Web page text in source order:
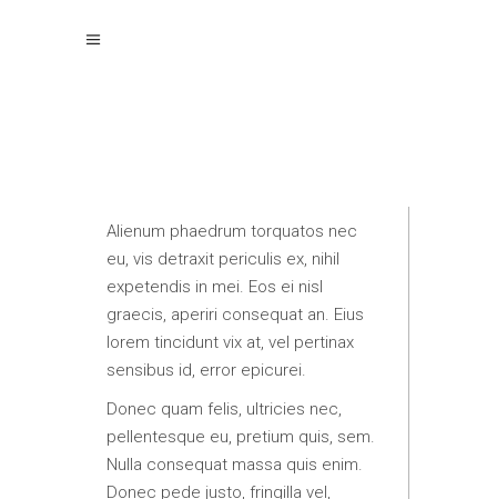
Alienum phaedrum torquatos nec
eu, vis detraxit periculis ex, nihil
expetendis in mei. Eos ei nisl
graecis, aperiri consequat an. Eius
lorem tincidunt vix at, vel pertinax
sensibus id, error epicurei.
Donec quam felis, ultricies nec,
pellentesque eu, pretium quis, sem.
Nulla consequat massa quis enim.
Donec pede justo, fringilla vel,